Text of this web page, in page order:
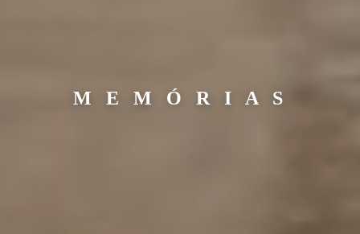
M E M Ó R I A S